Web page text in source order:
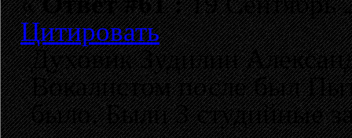
Цитировать
Духовик Зудилин
Вокалистом после был
было. Были 3 студийные